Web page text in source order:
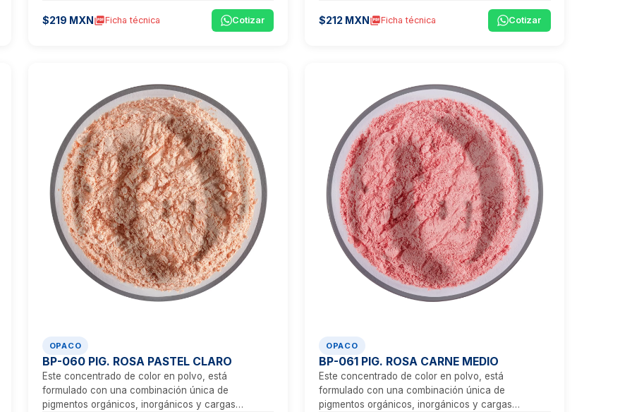
minerales, que proporcionan un tono beige
vibrante, ideal para aplicaciones que exigen
visibilidad, estética y un rendimiento técnico
$219 MXNpicture_as_pdfFicha técnica Cotizar
minerales, que proporcionan un tono beige
vibrante, ideal para aplicaciones que exigen
visibilidad, estética y un rendimiento técnico
$212 MXNpicture_as_pdfFicha técnica Cotizar
OPACO
BP-060 PIG. ROSA PASTEL CLARO
Este concentrado de color en polvo, está
formulado con una combinación única de
pigmentos orgánicos, inorgánicos y cargas
OPACO
BP-061 PIG. ROSA CARNE MEDIO
Este concentrado de color en polvo, está
formulado con una combinación única de
pigmentos orgánicos, inorgánicos y cargas